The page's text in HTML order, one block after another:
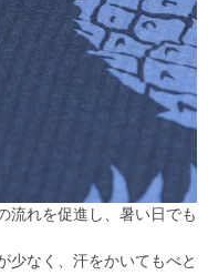
流れを促進し、暑い日でも
少なく、汗をかいてもべと